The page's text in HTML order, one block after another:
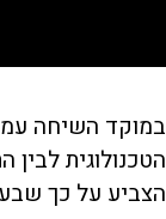
במוקד השיחה
הטכנולוגית
הצביע על כך